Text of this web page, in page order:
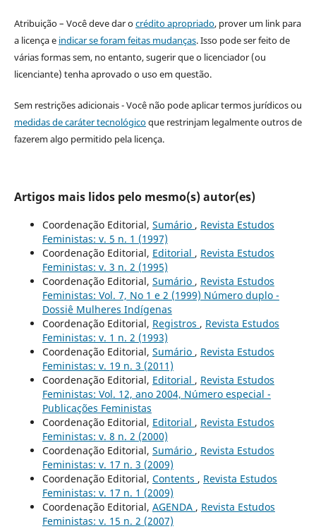
Atribuição – Você deve dar ocrédito apropriado, prover um link para
a licença e indicar se foram feitas mudanças. Isso pode ser feito de
várias formas sem, no entanto, sugerir que o licenciador (ou
licenciante) tenha aprovado o uso em questão.
Sem restrições adicionais - Você não pode aplicar termos jurídicos ou
medidas de caráter tecnológicoque restrinjam legalmente outros de
fazerem algo permitido pela licença.
Artigos mais lidos pelo mesmo(s) autor(es)
Coordenação Editorial, Sumário , Revista Estudos
Feministas: v. 5 n. 1 (1997)
Coordenação Editorial, Editorial , Revista Estudos
Feministas: v. 3 n. 2 (1995)
Coordenação Editorial, Sumário , Revista Estudos
Feministas: Vol. 7, No 1 e 2 (1999) Número duplo -
Dossiê Mulheres Indígenas
Coordenação Editorial, Registros , Revista Estudos
Feministas: v. 1 n. 2 (1993)
Coordenação Editorial, Sumário , Revista Estudos
Feministas: v. 19 n. 3 (2011)
Coordenação Editorial, Editorial , Revista Estudos
Feministas: Vol. 12, ano 2004, Número especial -
Publicações Feministas
Coordenação Editorial, Editorial , Revista Estudos
Feministas: v. 8 n. 2 (2000)
Coordenação Editorial, Sumário , Revista Estudos
Feministas: v. 17 n. 3 (2009)
Coordenação Editorial, Contents , Revista Estudos
Feministas: v. 17 n. 1 (2009)
Coordenação Editorial, AGENDA , Revista Estudos
Feministas: v. 15 n. 2 (2007)